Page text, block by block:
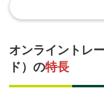
オンライントレ
ド）の特長